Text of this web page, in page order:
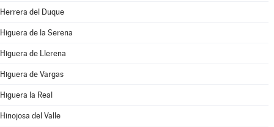
Herrera del Duque
Higuera de la Serena
Higuera de Llerena
Higuera de Vargas
Higuera la Real
Hinojosa del Valle